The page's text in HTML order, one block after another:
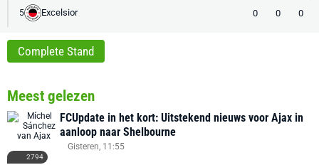
5 Excelsior 0 0 0
Complete Stand
Meest gelezen
2794
FCUpdate in het kort: Uitstekend nieuws voor Ajax in
aanloop naar Shelbourne
Gisteren, 11:55